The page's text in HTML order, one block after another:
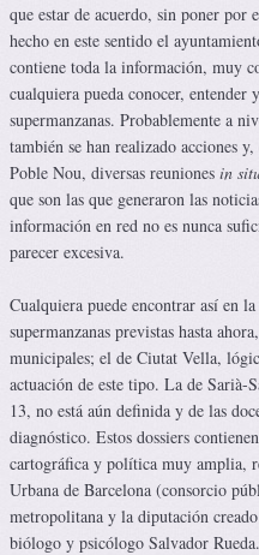
que estar de acuerdo, sin poner por
hecho en este sentido el
contiene toda la información, muy
cualquiera pueda conocer, entender
supermanzanas. Probablemente a
también se han realizado acciones
Poble Nou, diversas reuniones in
que son las que generaron las
información en red no es nunca
parecer excesiva.
Cualquiera puede encontrar así en
supermanzanas previstas hasta
municipales; el de Ciutat Vella,
actuación de este tipo. La de Sarià-
13, no está aún definida y de las
diagnóstico. Estos dossiers
cartográfica y política muy amplia,
Urbana de Barcelona (consorcio
metropolitana y la diputación
biólogo y psicólogo Salvador